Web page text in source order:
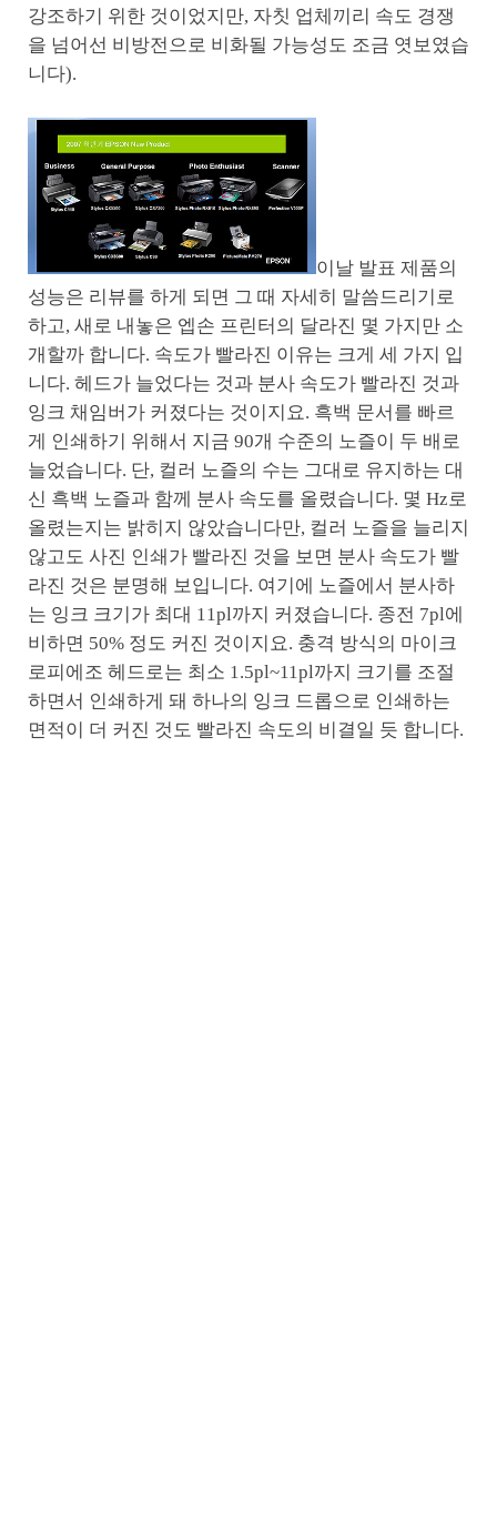
강조하기 위한 것이었지만, 자칫 업체끼리 속도 경쟁
을 넘어선 비방전으로 비화될 가능성도 조금 엿보였습
니다).
이날 발표 제품의
성능은 리뷰를 하게 되면 그 때 자세히 말씀드리기로
하고, 새로 내놓은 엡손 프린터의 달라진 몇 가지만 소
개할까 합니다. 속도가 빨라진 이유는 크게 세 가지 입
니다. 헤드가 늘었다는 것과 분사 속도가 빨라진 것과
잉크 채임버가 커졌다는 것이지요. 흑백 문서를 빠르
게 인쇄하기 위해서 지금 90개 수준의 노즐이 두 배로
늘었습니다. 단, 컬러 노즐의 수는 그대로 유지하는 대
신 흑백 노즐과 함께 분사 속도를 올렸습니다. 몇 Hz로
올렸는지는 밝히지 않았습니다만, 컬러 노즐을 늘리지
않고도 사진 인쇄가 빨라진 것을 보면 분사 속도가 빨
라진 것은 분명해 보입니다. 여기에 노즐에서 분사하
는 잉크 크기가 최대 11pl까지 커졌습니다. 종전 7pl에
비하면 50% 정도 커진 것이지요. 충격 방식의 마이크
로피에조 헤드로는 최소 1.5pl~11pl까지 크기를 조절
하면서 인쇄하게 돼 하나의 잉크 드롭으로 인쇄하는
면적이 더 커진 것도 빨라진 속도의 비결일 듯 합니다.